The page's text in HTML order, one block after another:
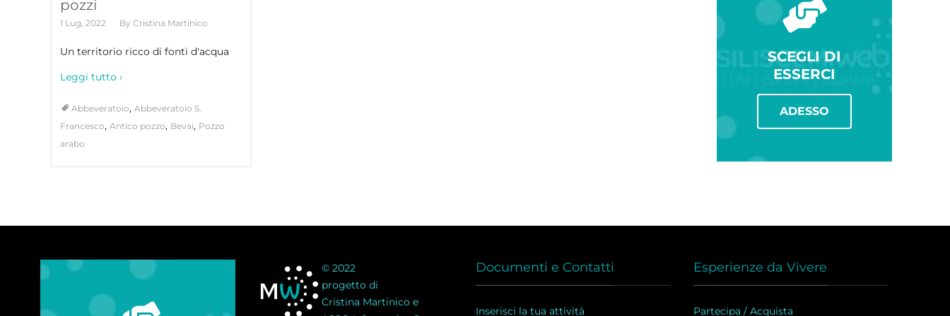
pozzi
1 Lug, 2022 By Cristina Martinico
Un territorio ricco di fonti d'acqua
Leggi tutto ›
Abbeveratoio, Abbeveratoio S.
Francesco, Antico pozzo, Bevai, Pozzo
arabo
SCEGLI DI
ESSERCI
ADESSO
© 2022
progetto di
Cristina Martinico e
Documenti e Contatti
Inserisci la tua attività
Esperienze da Vivere
Partecipa / Acquista